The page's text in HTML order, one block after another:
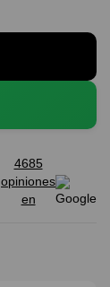
4685
opiniones
en